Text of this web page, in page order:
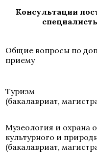
Консультации
Общие вопросы по
приему
Туризм
(бакалавриат,
Музеология и охрана
культурного и
(бакалавриат,